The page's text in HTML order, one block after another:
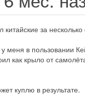
за
в пользовании
как крыло от
куплю в результате.